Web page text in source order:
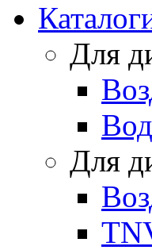
Для
Для